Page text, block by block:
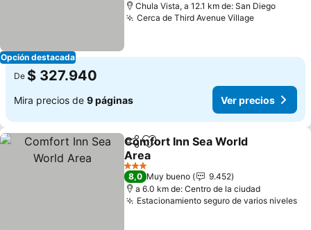
Opción destacada
Chula Vista, a 12.1 km de: San Diego
Cerca de Third Avenue VillageVer
De $ 327.940
Mira precios de 9 páginas Ver precios
CompartirAgregar a favoritos
Comfort Inn Sea World
Area
Ver precios
3 Estrellas
8,0 Muy bueno
9.452
a 6.0 km de: Centro de la ciudad
Estacionamiento seguro de varios niveles